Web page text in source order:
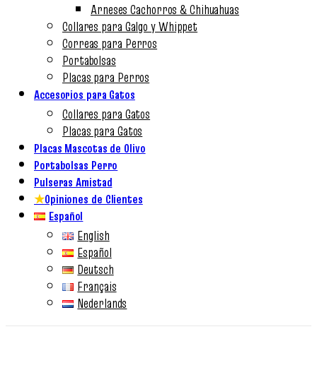
Arneses Cachorros & Chihuahuas
Collares para Galgo y Whippet
Correas para Perros
Portabolsas
Placas para Perros
Accesorios para Gatos
Collares para Gatos
Placas para Gatos
Placas Mascotas de Olivo
Portabolsas Perro
Pulseras Amistad
★Opiniones de Clientes
Español
English
Español
Deutsch
Français
Nederlands